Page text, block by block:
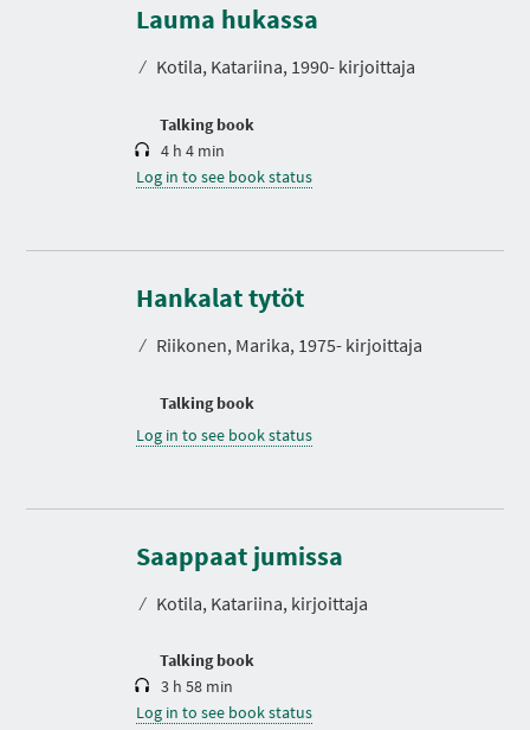
Lauma hukassa
⁄ Kotila, Katariina, 1990- kirjoittaja
Talking book
r
a
i
4 h 4 min
Log in to see book status
Hankalat tytöt
⁄ Riikonen, Marika, 1975- kirjoittaja
Talking book
Log in to see book status
Saappaat jumissa
⁄ Kotila, Katariina, kirjoittaja
Talking book
D
r
a
i
3 h 58 min
Log in to see book status